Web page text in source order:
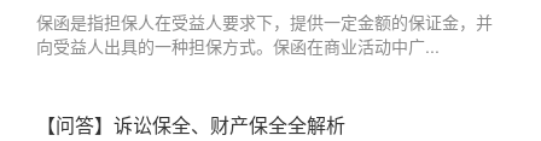
保函是指担保人在受益人要求下，提供一定金额的保证金，并
向受益人出具的一种担保方式。保函在商业活动中广...
【问答】诉讼保全、财产保全全解析